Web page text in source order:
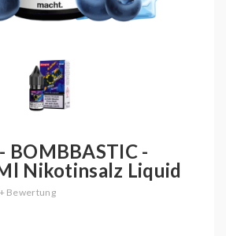
BOMBBASTIC -
Nikotinsalz Liquid
+ Bewertung